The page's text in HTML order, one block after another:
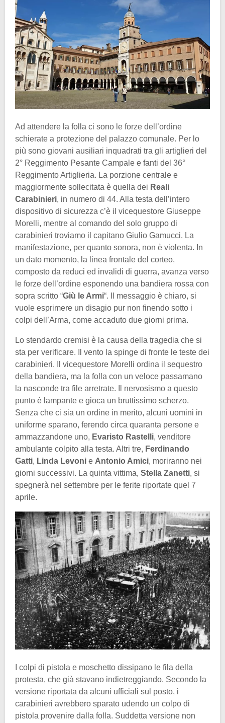
Ad attendere la folla ci sono le forze dell’ordine
schierate a protezione del palazzo comunale. Per lo
più sono giovani ausiliari inquadrati tra gli artiglieri del
2° Reggimento Pesante Campale e fanti del 36°
Reggimento Artiglieria. La porzione centrale e
maggiormente sollecitata è quella dei Reali
Carabinieri, in numero di 44. Alla testa dell’intero
dispositivo di sicurezza c’è il vicequestore Giuseppe
Morelli, mentre al comando del solo gruppo di
carabinieri troviamo il capitano Giulio Gamucci. La
manifestazione, per quanto sonora, non è violenta. In
un dato momento, la linea frontale del corteo,
composto da reduci ed invalidi di guerra, avanza verso
le forze dell’ordine esponendo una bandiera rossa con
sopra scritto “Giù le Armi“. Il messaggio è chiaro, si
vuole esprimere un disagio pur non finendo sotto i
colpi dell’Arma, come accaduto due giorni prima.
Lo stendardo cremisi è la causa della tragedia che si
sta per verificare. Il vento la spinge di fronte le teste dei
carabinieri. Il vicequestore Morelli ordina il sequestro
della bandiera, ma la folla con un veloce passamano
la nasconde tra file arretrate. Il nervosismo a questo
punto è lampante e gioca un bruttissimo scherzo.
Senza che ci sia un ordine in merito, alcuni uomini in
uniforme sparano, ferendo circa quaranta persone e
ammazzandone uno, Evaristo Rastelli, venditore
ambulante colpito alla testa. Altri tre, Ferdinando
Gatti, Linda Levoni e Antonio Amici, moriranno nei
giorni successivi. La quinta vittima, Stella Zanetti, si
spegnerà nel settembre per le ferite riportate quel 7
aprile.
I colpi di pistola e moschetto dissipano le fila della
protesta, che già stavano indietreggiando. Secondo la
versione riportata da alcuni ufficiali sul posto, i
carabinieri avrebbero sparato udendo un colpo di
pistola provenire dalla folla. Suddetta versione non